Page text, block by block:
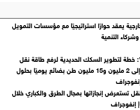
يعقد حوارًا استراتيجيًا مع مؤسسات التمويل
التنمية
خطة لتطوير السكك الحديدية لرفع طاقة نقل
الركاب إلى 2 مليون و15 مليون طن بضائع يوميًا بحلول
تستعرض إنجازاتها بمجال الطرق والكباري خلال